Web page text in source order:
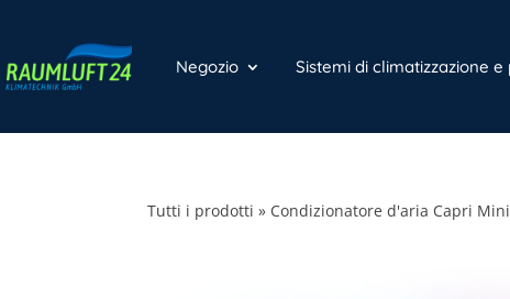
Negozio Sistemi di climatizzazione
Tutti i prodotti » Condizionatore d'aria Capri